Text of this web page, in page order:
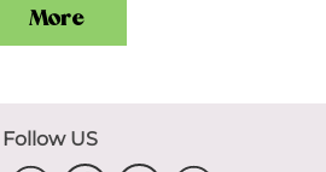
More
Follow US